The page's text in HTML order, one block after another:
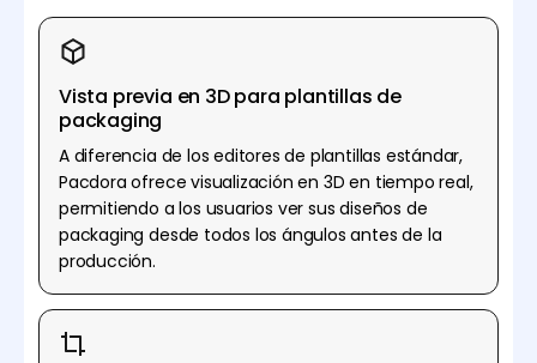
Vista previa en 3D para plantillas de
packaging
A diferencia de los editores de plantillas estándar,
Pacdora ofrece visualización en 3D en tiempo real,
permitiendo a los usuarios ver sus diseños de
packaging desde todos los ángulos antes de la
producción.